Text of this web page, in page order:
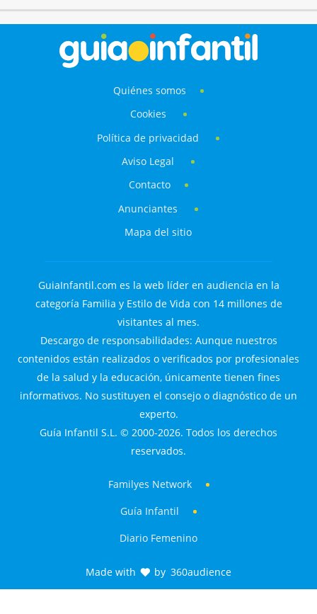
Quiénes somos
Cookies
Política de privacidad
Aviso Legal
Contacto
Anunciantes
Mapa del sitio
GuiaInfantil.com es la web líder en audiencia en la
categoría Familia y Estilo de Vida con 14 millones de
visitantes al mes.
Descargo de responsabilidades: Aunque nuestros
contenidos están realizados o verificados por profesionales
de la salud y la educación, únicamente tienen fines
informativos. No sustituyen el consejo o diagnóstico de un
experto.
Guía Infantil S.L. © 2000-2026. Todos los derechos
reservados.
Familyes Network
Guía Infantil
Diario Femenino
Made with by 360audience